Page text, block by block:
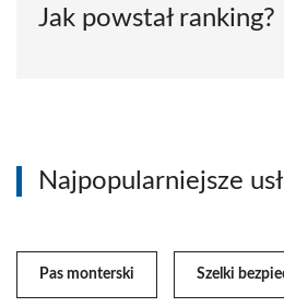
Jak powstał ranking?
Najpopularniejsze
Pas monterski Szelki